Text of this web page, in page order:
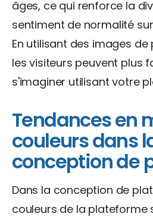
âges, ce qui renforce la
sentiment de normalité
En utilisant des images de
les visiteurs peuvent plus
s'imaginer utilisant votre
Tendances en
couleurs dans
conception de
Dans la conception de
couleurs de la plateforme